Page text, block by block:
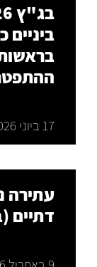
17 ביוני 2026
עתירה
דתיים